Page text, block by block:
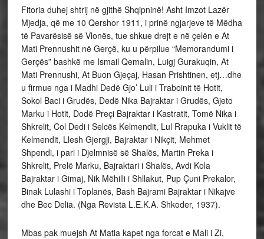
Fitoria duhej shtrij në gjithë Shqipninë! Asht Imzot Lazër
Mjedja, që me 10 Qershor 1911, i prinë ngjarjeve të Mëdha
të Pavarësisë së Vlonës, tue shkue drejt e në çelën e At
Mati Prennushit në Gerçë, ku u përpilue “Memorandumi i
Gerçës” bashkë me Ismail Qemalin, Luigj Gurakuqin, At
Mati Prennushi, At Buon Gjeçaj, Hasan Prishtinen, etj…dhe
u firmue nga i Madhi Dedë Gjo’ Luli i Traboinit të Hotit,
Sokol Baci i Grudës, Dedë Nika Bajraktar i Grudës, Gjeto
Marku i Hotit, Dodë Preçi Bajraktar i Kastratit, Tomë Nika i
Shkrelit, Col Dedi i Selcës Kelmendit, Lul Rrapuka i Vuklit të
Kelmendit, Llesh Gjergji, Bajraktar i Nikçit, Mehmet
Shpendi, i pari i Djelmnisë së Shalës, Martin Preka i
Shkrelit, Prelë Marku, Bajraktari i Shalës, Avdi Kola
Bajraktar i Gimaj, Nik Mëhilli i Shllakut, Pup Çuni Prekalor,
Binak Lulashi i Toplanës, Bash Bajrami Bajraktar i Nikajve
dhe Bec Delia. (Nga Revista L.E.K.A. Shkoder, 1937).
Mbas pak muejsh At Matia kapet nga forcat e Mali i Zi,